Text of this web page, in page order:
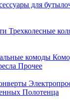
для
Трехколесные
комоды
Прочее
Полотенца